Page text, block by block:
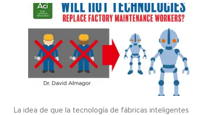
La idea de que la tecnología de fábricas inteligentes